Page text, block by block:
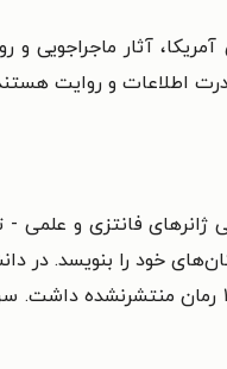
آثار
اطلاعات و روایت
خود را بنویسد. در